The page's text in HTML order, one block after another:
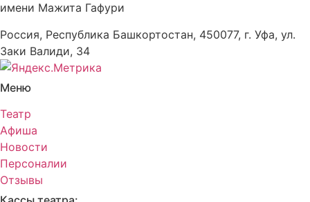
имени Мажита Гафури
Россия, Республика Башкортостан, 450077, г. Уфа, ул.
Заки Валиди, 34
Меню
Театр
Афиша
Новости
Персоналии
Отзывы